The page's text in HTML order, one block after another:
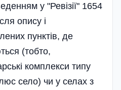
у "Ревізії" 1654
опису і
пунктів, де
(тобто,
комплекси типу
село) чи у селах з